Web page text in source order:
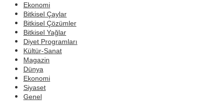
Ekonomi
Bitkisel Çaylar
Bitkisel Çözümler
Bitkisel Yağlar
Diyet Programları
Kültür-Sanat
Magazin
Dünya
Ekonomi
Siyaset
Genel